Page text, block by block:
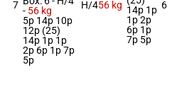
7 - 56 kg
5p 14p 10p
12p (25)
14p 1p 1p
2p 6p 1p 7p
5p
H/456 kg 14p 1p
1p 2p
6p 1p
7p 5p
6